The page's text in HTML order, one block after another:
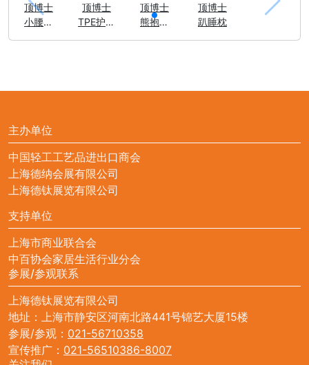
顶博士
小腰果
顶博士
TPE护腰
顶博士
熊抱抱
顶博士
趴睡枕
主办单位
中国轻工工艺品进出口商会
上海德纳会展有限公司
上海德钛展览有限公司
支持单位
上海市商业联合会
中百协会家居生活行业分会
参展/参观联系
上海德钛展览有限公司
地址：上海市静安区河南北路441号锦艺大厦15楼
参展/参观： 021-56710358
宣传推广： 021-56510386-8007